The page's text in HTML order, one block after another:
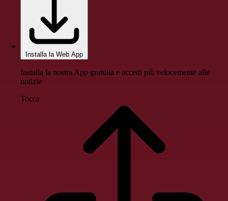
Installa la Web App
Installa la nostra App gratuita e accedi più velocemente alle
notizie
Tocca